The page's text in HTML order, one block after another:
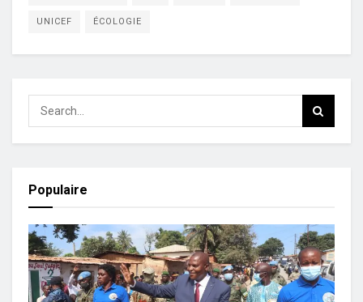
UNICEF ÉCOLOGIE
Populaire